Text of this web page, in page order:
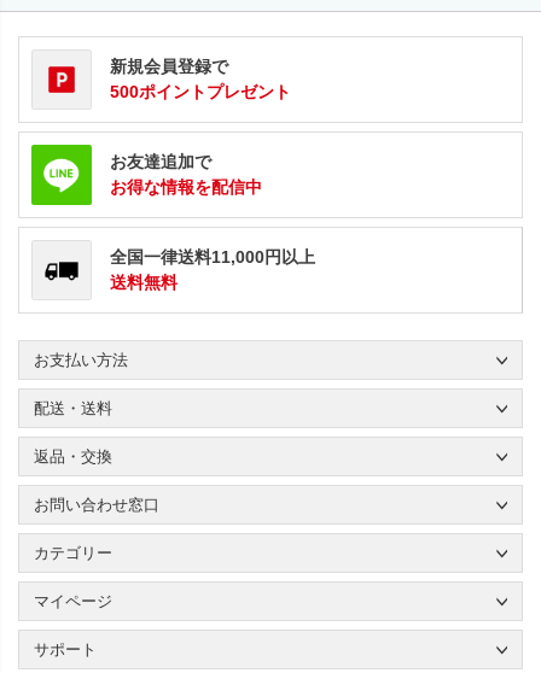
新規会員登録で
500ポイントプレゼント
お友達追加で
お得な情報を配信中
全国一律送料11,000円以上
送料無料
お支払い方法
配送・送料
返品・交換
お問い合わせ窓口
カテゴリー
マイページ
サポート